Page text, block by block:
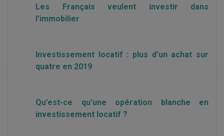
Les Français veulent investir dans
l’immobilier
Investissement locatif : plus d’un achat sur
quatre en 2019
Qu’est-ce qu’une opération blanche en
investissement locatif ?